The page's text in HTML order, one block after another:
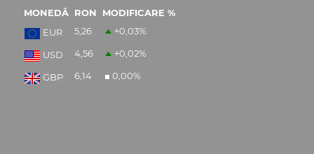
MONEDĂ RON
MODIFICARE %
EUR
5,26 +0,03%
USD 4,56 +0,02%
GBP 6,14 0,00%